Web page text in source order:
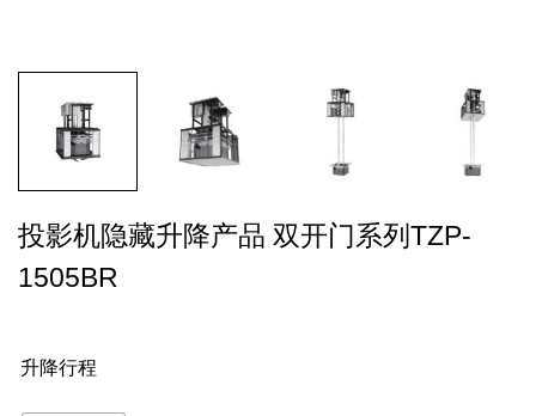
投影机隐藏升降产品 双开门系列TZP-
1505BR
升降行程